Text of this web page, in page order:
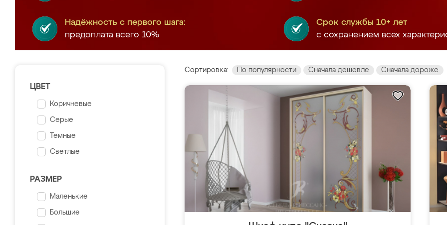
Надёжность с первого шага:
предоплата всего 10%
Срок службы 10+ лет
с сохранением всех
ЦВЕТ
Коричневые
Серые
Темные
Светлые
РАЗМЕР
Маленькие
Большие
Сортировка: По популярности Сначала дешевле Сначала дороже